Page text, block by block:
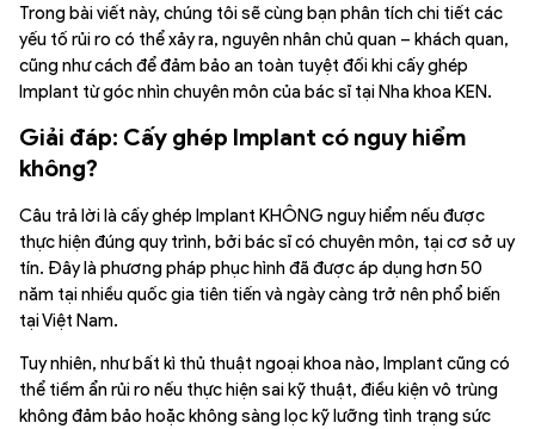
Trong bài viết này, chúng tôi sẽ cùng bạn phân tích chi tiết các
yếu tố rủi ro có thể xảy ra, nguyên nhân chủ quan – khách quan,
cũng như cách để đảm bảo an toàn tuyệt đối khi cấy ghép
Implant từ góc nhìn chuyên môn của bác sĩ tại Nha khoa KEN.
Giải đáp: Cấy ghép Implant có nguy hiểm
không?
Câu trả lời là cấy ghép Implant KHÔNG nguy hiểm nếu được
thực hiện đúng quy trình, bởi bác sĩ có chuyên môn, tại cơ sở uy
tín. Đây là phương pháp phục hình đã được áp dụng hơn 50
năm tại nhiều quốc gia tiên tiến và ngày càng trở nên phổ biến
tại Việt Nam.
Tuy nhiên, như bất kì thủ thuật ngoại khoa nào, Implant cũng có
thể tiềm ẩn rủi ro nếu thực hiện sai kỹ thuật, điều kiện vô trùng
không đảm bảo hoặc không sàng lọc kỹ lưỡng tình trạng sức